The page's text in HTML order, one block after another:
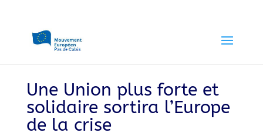
Une Union plus forte et
solidaire sortira l’Europe
de la crise